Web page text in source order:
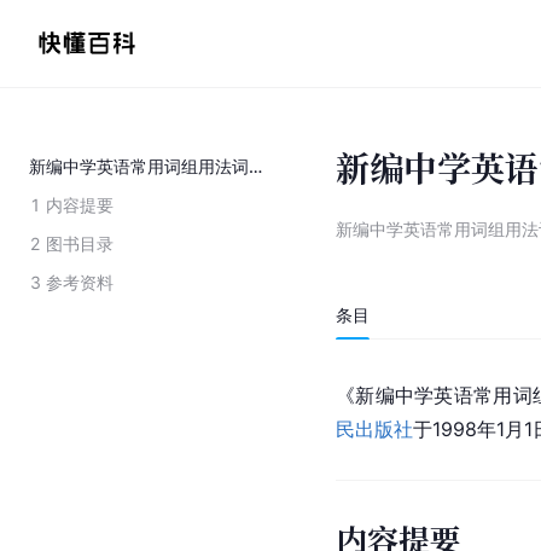
新编中学英语常用词组用法词典
1 内容提要
2 图书目录
3 参考资料
新编中学英
新编中学英语常用词组用
条目
《新编中学英语常用
民出版社于1998年1月
内容提要